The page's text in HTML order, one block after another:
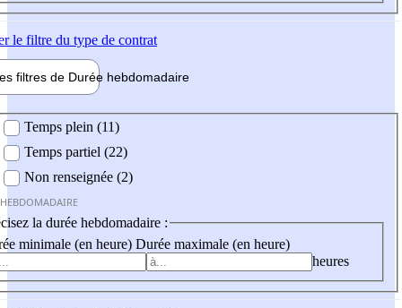
le filtre du type de contrat
filtres de Durée hebdomadaire
Temps plein (11)
Temps partiel (22)
Non renseignée (2)
la durée hebdomadaire :
minimale (en heure) Durée maximale (en heure)
heures